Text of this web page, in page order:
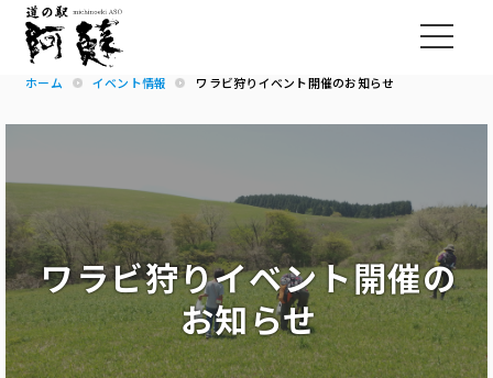
ホーム イベント情報 ワラビ狩りイベント開催のお知らせ
ワラビ狩りイベント開催の
お知らせ